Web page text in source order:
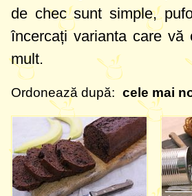
de chec sunt simple,
încercați varianta care vă
mult.
Ordonează după: cele mai